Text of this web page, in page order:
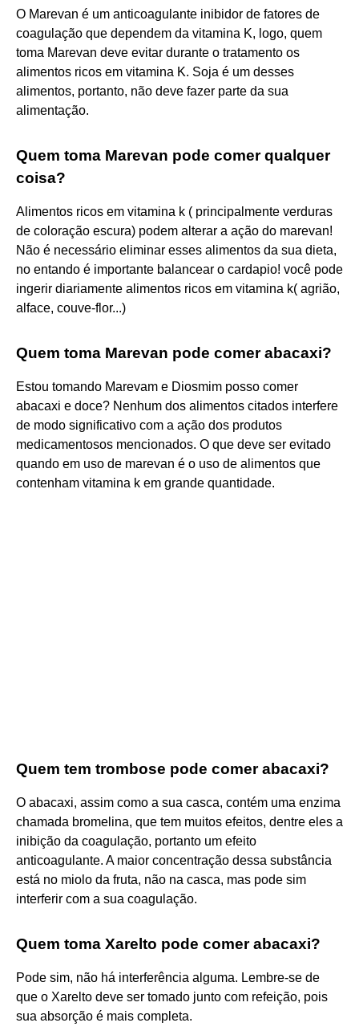
O Marevan é um anticoagulante inibidor de fatores de
coagulação que dependem da vitamina K, logo, quem
toma Marevan deve evitar durante o tratamento os
alimentos ricos em vitamina K. Soja é um desses
alimentos, portanto, não deve fazer parte da sua
alimentação.
Quem toma Marevan pode comer qualquer
coisa?
Alimentos ricos em vitamina k ( principalmente verduras
de coloração escura) podem alterar a ação do marevan!
Não é necessário eliminar esses alimentos da sua dieta,
no entando é importante balancear o cardapio! você pode
ingerir diariamente alimentos ricos em vitamina k( agrião,
alface, couve-flor...)
Quem toma Marevan pode comer abacaxi?
Estou tomando Marevam e Diosmim posso comer
abacaxi e doce? Nenhum dos alimentos citados interfere
de modo significativo com a ação dos produtos
medicamentosos mencionados. O que deve ser evitado
quando em uso de marevan é o uso de alimentos que
contenham vitamina k em grande quantidade.
Quem tem trombose pode comer abacaxi?
O abacaxi, assim como a sua casca, contém uma enzima
chamada bromelina, que tem muitos efeitos, dentre eles a
inibição da coagulação, portanto um efeito
anticoagulante. A maior concentração dessa substância
está no miolo da fruta, não na casca, mas pode sim
interferir com a sua coagulação.
Quem toma Xarelto pode comer abacaxi?
Pode sim, não há interferência alguma. Lembre-se de
que o Xarelto deve ser tomado junto com refeição, pois
sua absorção é mais completa.